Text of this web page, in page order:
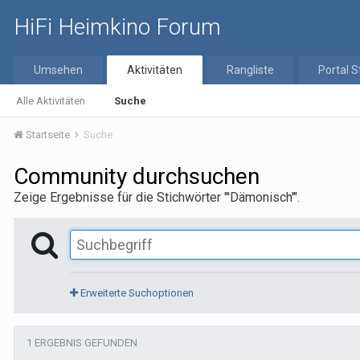
HiFi Heimkino Forum
Umsehen Aktivitäten
Alle Aktivitäten Suche
Rangliste Portal
Startseite Suche
Community durchsuchen
Zeige Ergebnisse für die Stichwörter "'Dämonisch'".
Erweiterte Suchoptionen
1 ERGEBNIS GEFUNDEN